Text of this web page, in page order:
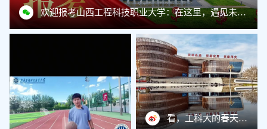
欢迎报考山西工程科技职业大学：在这里，遇见未来的自己！
看，工科大的春天镜像~ ​​​​